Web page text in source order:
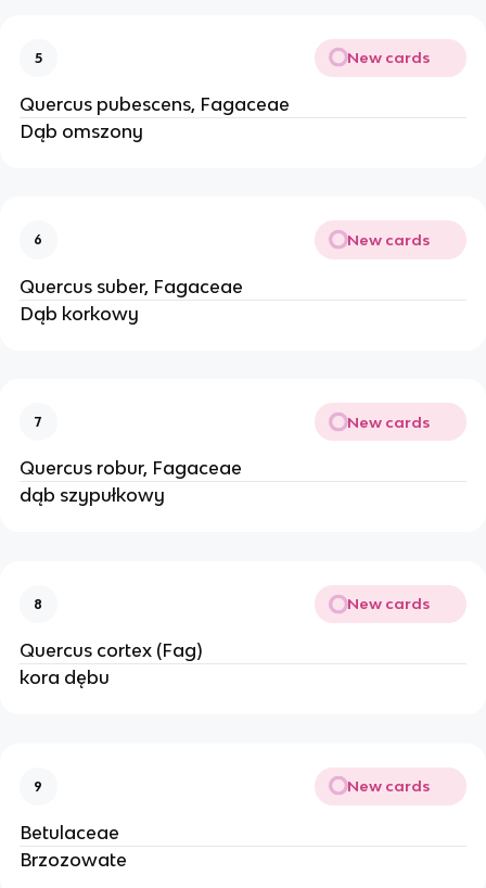
5 New cards
Quercus pubescens, Fagaceae
Dąb omszony
6 New cards
Quercus suber, Fagaceae
Dąb korkowy
7 New cards
Quercus robur, Fagaceae
dąb szypułkowy
8 New cards
Quercus cortex (Fag)
kora dębu
9 New cards
Betulaceae
Brzozowate